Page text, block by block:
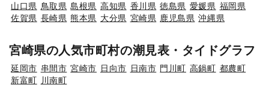
山口県 鳥取県 島根県 高知県 香川県 徳島県 愛媛県 福岡県
佐賀県 長崎県 熊本県 大分県 宮崎県 鹿児島県 沖縄県
宮崎県の人気市町村の潮見表・タイドグラフ
延岡市 串間市 宮崎市 日向市 日南市 門川町 高鍋町 都農町
新富町
川南町